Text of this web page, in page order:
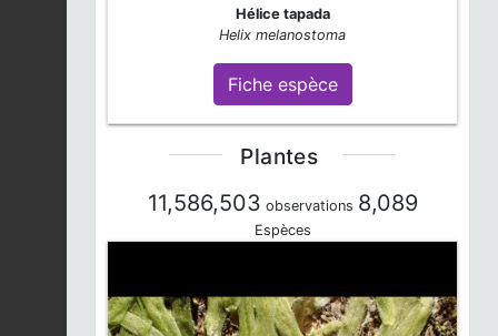
Hélice tapada
Helix melanostoma
Fiche espèce
Plantes
11,586,503 observations 8,089
Espèces